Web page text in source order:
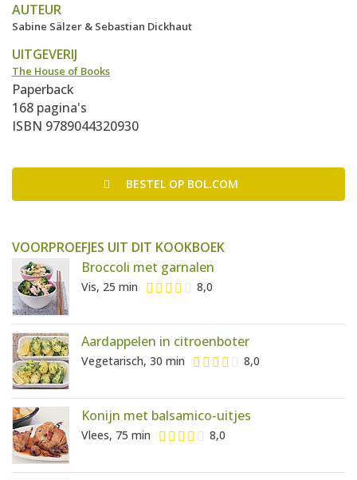
AUTEUR
Sabine Sälzer & Sebastian Dickhaut
UITGEVERIJ
The House of Books
Paperback
168 pagina's
ISBN 9789044320930
BESTEL OP BOL.COM
VOORPROEFJES UIT DIT KOOKBOEK
Broccoli met garnalen
Vis, 25 min 8,0
Aardappelen in citroenboter
Vegetarisch, 30 min 8,0
Konijn met balsamico-uitjes
Vlees, 75 min 8,0